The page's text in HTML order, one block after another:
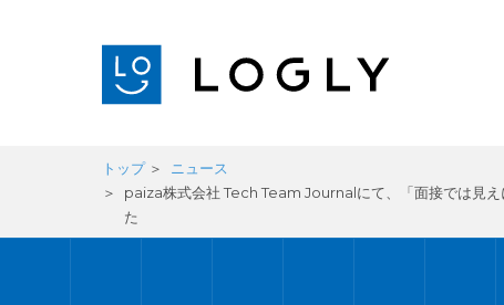
トップ
ニュース
paiza株式会社 Tech Team Journalにて、「面接では見
た